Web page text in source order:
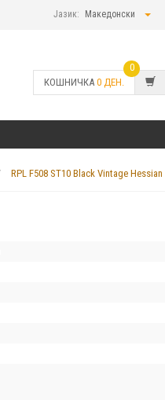
Јазик: Македонски
КОШНИЧКА 0 ДЕН.
0
RPL F508 ST10 Black Vintage Hessian